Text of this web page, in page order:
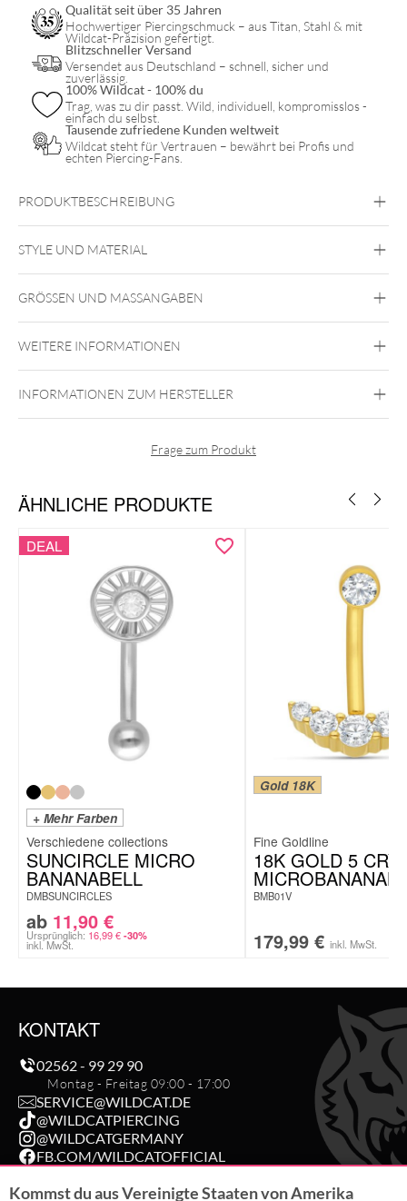
Qualität seit über 35 Jahren
Hochwertiger Piercingschmuck – aus Titan, Stahl & mit
Wildcat-Präzision gefertigt.
Blitzschneller Versand
Versendet aus Deutschland – schnell, sicher und
zuverlässig.
100% Wildcat - 100% du
Trag, was zu dir passt. Wild, individuell, kompromisslos -
einfach du selbst.
Tausende zufriedene Kunden weltweit
Wildcat steht für Vertrauen – bewährt bei Profis und
echten Piercing-Fans.
PRODUKTBESCHREIBUNG
STYLE UND MATERIAL
Augenbraue
Steel Roseline
Chirurgenstahl 316L
GRÖSSEN UND MASSANGABEN
WEITERE INFORMATIONEN
INFORMATIONEN ZUM HERSTELLER
Frage zum Produkt
ÄHNLICHE PRODUKTE
DEAL
+ Mehr Farben
SUNCIRCLE MICRO
BANANABELL
DMBSUNCIRCLES
ab 11,90 €
Ursprünglich: 16,99€ -30%
inkl. MwSt.
Gold 18K
Fine Goldline
18K GOLD 5
BMB01V
179,99 € inkl. MwSt.
KONTAKT
02562 - 99 29 90
Montag - Freitag 09:00 - 17:00
SERVICE@WILDCAT.DE
@WILDCATPIERCING
@WILDCATGERMANY
FB.COM/WILDCATOFFICIAL
Kommst du aus Vereinigte Staaten von Amerika